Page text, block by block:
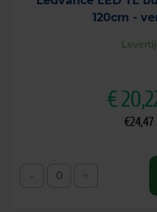
120cm -
€
€24,47